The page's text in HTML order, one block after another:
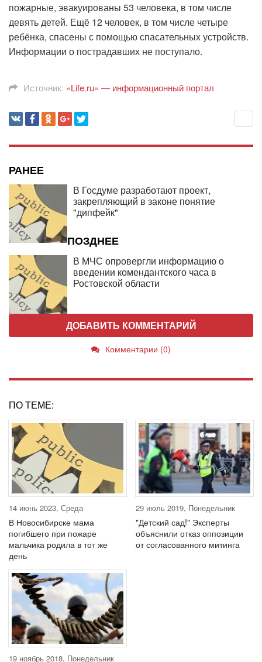
пожарные, эвакуированы 53 человека, в том числе
девять детей. Ещё 12 человек, в том числе четыре
ребёнка, спасены с помощью спасательных устройств.
Информации о пострадавших не поступало.
Источник: «Life.ru» — информационный портал
РАНЕЕ
В Госдуме разработают проект,
закрепляющий в законе понятие
"дипфейк"
ПОЗДНЕЕ
В МЧС опровергли информацию о
введении комендантского часа в
Ростовской области
ДОБАВИТЬ КОММЕНТАРИЙ
Комментарии (0)
ПО ТЕМЕ:
14 июнь 2023, Среда
В Новосибирске мама
погибшего при пожаре
мальчика родила в тот же
день
29 июль 2019, Понедельник
"Детский сад!" Эксперты
объяснили отказ оппозиции
от согласованного митинга
19 ноябрь 2018, Понедельник